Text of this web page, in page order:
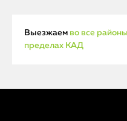
Выезжаем во все
пределах КАД